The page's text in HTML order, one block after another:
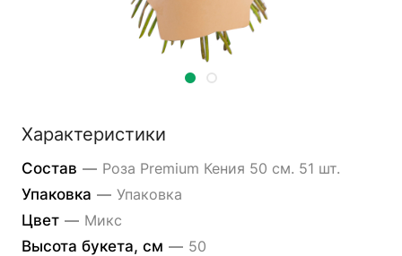
Характеристики
Состав — Роза Premium Кения 50 см. 51 шт.
Упаковка — Упаковка
Цвет — Микс
Высота букета, см — 50